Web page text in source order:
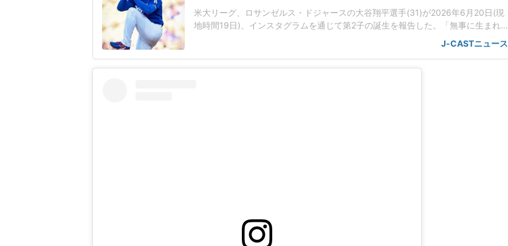
米大リーグ、ロサンゼルス・ドジャースの大谷翔平選手(31)が2026年6月20日(現
地時間19日)、インスタグラムを通じて第2子の誕生を報告した。「無事に生まれ
てきてくれて、ありがとう」大谷選手は同日開催のオリオールズ戦を欠場。球団
側は、大谷選手の欠場理由を「出産に伴うもの」と説明していた。メジャーリー
J-CASTニュース